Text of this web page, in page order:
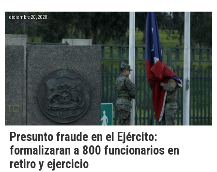
diciembre 20, 2020
Presunto fraude en el Ejército:
formalizaran a 800 funcionarios en
retiro y ejercicio